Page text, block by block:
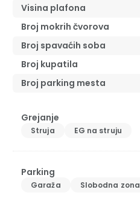
Visina plafona
Broj mokrih čvorova
Broj spavaćih soba
Broj kupatila
Broj parking mesta
Grejanje
Struja EG na struju
Parking
Garaža Slobodna zona